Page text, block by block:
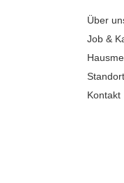
Über
Job &
Kontakt